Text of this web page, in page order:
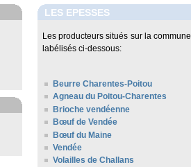
LES EPESSES
Les producteurs situés sur la commune
labélisés ci-dessous:
Beurre Charentes-Poitou
Agneau du Poitou-Charentes
Brioche vendéenne
Bœuf de Vendée
Bœuf du Maine
Vendée
Volailles de Challans